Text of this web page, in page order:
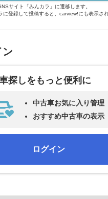
サイト「みんカラ」に遷移します。
に登録して投稿すると、carview!にも表示さ
ン
探しをもっと便利に
中古車お気に入り管理
おすすめ中古車の表示
ログイン